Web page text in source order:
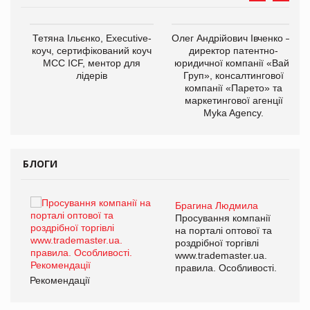
Тетяна Ільєнко, Executive-
коуч, сертифікований коуч
МСС ICF, ментор для
лідерів
Олег Андрійович Івченко —
директор патентно-
юридичної компанії «Вайз
Груп», консалтингової
компанії «Парето» та
маркетингової агенції
Myka Agency.
БЛОГИ
Брагина Людмила
Просування компанії
на порталі оптової та
роздрібної торгівлі
www.trademaster.ua.
правила. Особливості.
Рекомендації